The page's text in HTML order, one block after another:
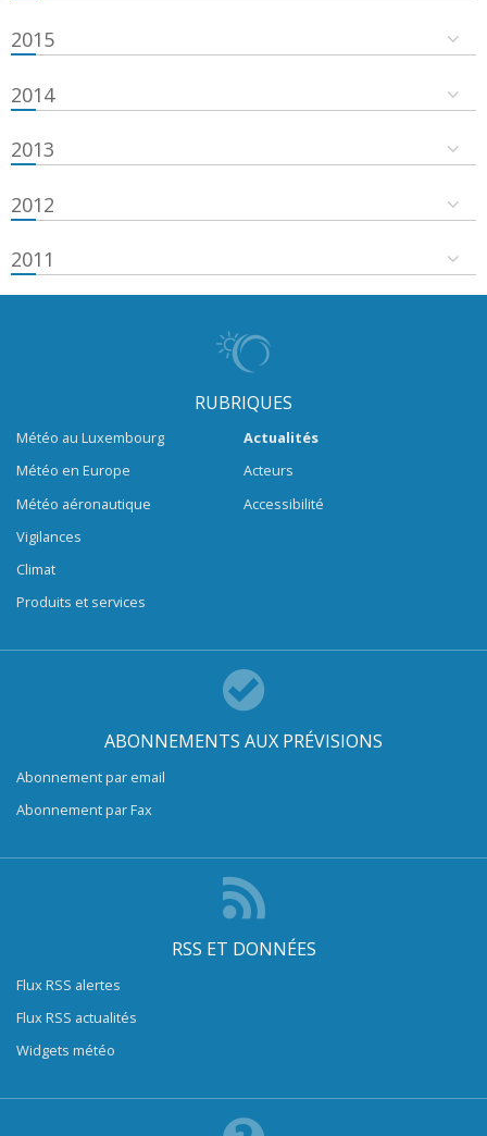
2015
2014
2013
2012
2011
RUBRIQUES
Météo au Luxembourg
Météo en Europe
Météo aéronautique
Vigilances
Climat
Produits et services
Actualités
Acteurs
Accessibilité
ABONNEMENTS AUX PRÉVISIONS
Abonnement par email
Abonnement par Fax
RSS ET DONNÉES
Flux RSS alertes
Flux RSS actualités
Widgets météo